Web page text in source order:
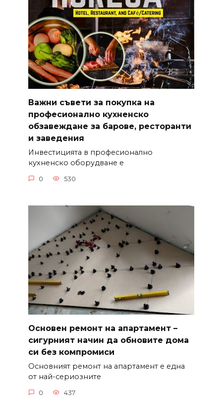
Важни съвети за покупка на
професионално кухненско
обзавеждане за барове, ресторанти
и заведения
Инвестицията в професионално
кухненско оборудване е
0 530
Основен ремонт на апартамент –
сигурният начин да обновите дома
си без компромиси
Основният ремонт на апартамент е една
от най-сериозните
0 437